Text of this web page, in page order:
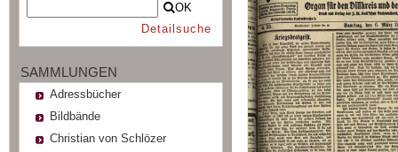
OK
Detailsuche
SAMMLUNGEN
Adressbücher
Bildbände
Christian von Schlözer